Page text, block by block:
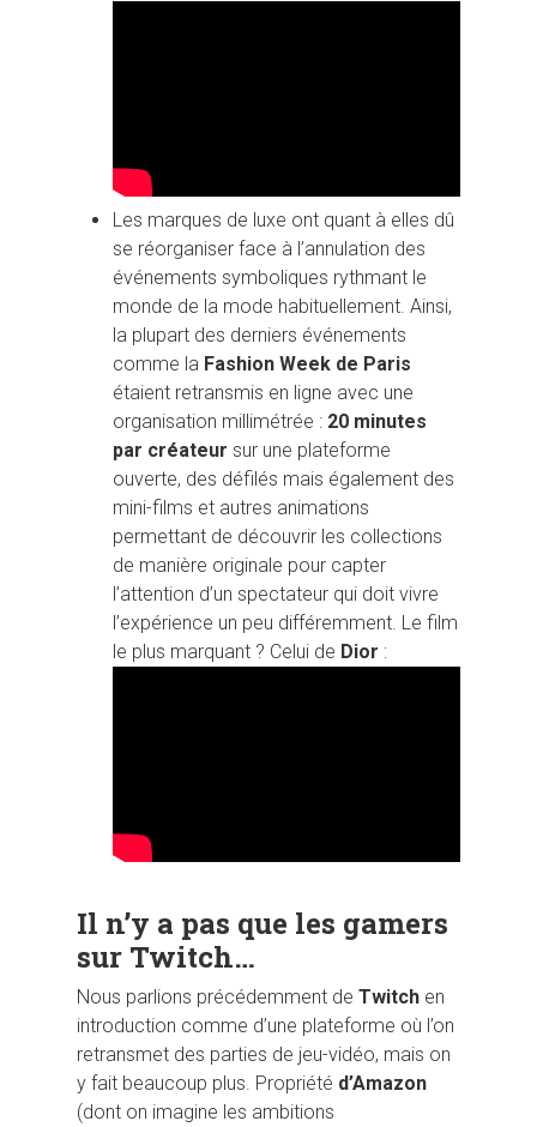
Les marques de luxe ont quant à elles dû
se réorganiser face à l’annulation des
événements symboliques rythmant le
monde de la mode habituellement. Ainsi,
la plupart des derniers événements
comme la Fashion Week de Paris
étaient retransmis en ligne avec une
organisation millimétrée : 20 minutes
par créateur sur une plateforme
ouverte, des défilés mais également des
mini-films et autres animations
permettant de découvrir les collections
de manière originale pour capter
l’attention d’un spectateur qui doit vivre
l’expérience un peu différemment. Le film
le plus marquant ? Celui de Dior :
Il n’y a pas que les gamers
sur Twitch…
Nous parlions précédemment de Twitch en
introduction comme d’une plateforme où l’on
retransmet des parties de jeu-vidéo, mais on
y fait beaucoup plus. Propriété d’Amazon
(dont on imagine les ambitions